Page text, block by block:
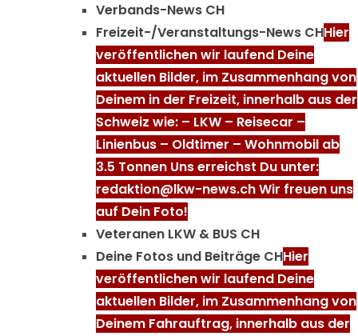
Verbands-News CH
Freizeit-/Veranstaltungs-News CHHier
veröffentlichen wir laufend Deine
aktuellen Bilder, im Zusammenhang von
Deinem in der Freizeit, innerhalb aus der
Schweiz wie: – LKW – Reisecar –
Linienbus – Oldtimer – Wohnmobil ab
3.5 Tonnen Uns erreichst Du unter:
redaktion@lkw-news.ch Wir freuen uns
auf Dein Foto!
Veteranen LKW & BUS CH
Deine Fotos und Beiträge CHHier
veröffentlichen wir laufend Deine
aktuellen Bilder, im Zusammenhang von
Deinem Fahrauftrag, innerhalb aus der